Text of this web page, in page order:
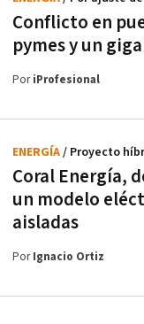
Conflicto en
pymes y un
PoriProfesional
Coral Energía,
un modelo
aisladas
ENERGÍA/ Proyecto
PorIgnacio Ortiz